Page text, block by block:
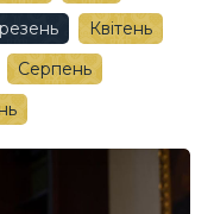
Квітень
Серпень